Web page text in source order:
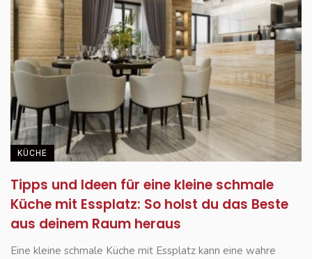
KÜCHE
Tipps und Ideen für eine kleine schmale
Küche mit Essplatz: So holst du das Beste
aus deinem Raum heraus
Eine kleine schmale Küche mit Essplatz kann eine wahre